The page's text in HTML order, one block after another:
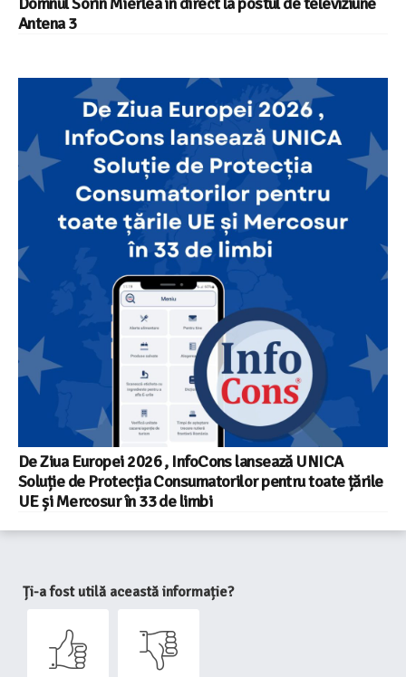
Antena 3
De Ziua Europei 2026 , InfoCons lansează UNICA
Soluție de Protecția Consumatorilor pentru toate țările
UE și Mercosur în 33 de limbi
Ți-a fost utilă această informație?